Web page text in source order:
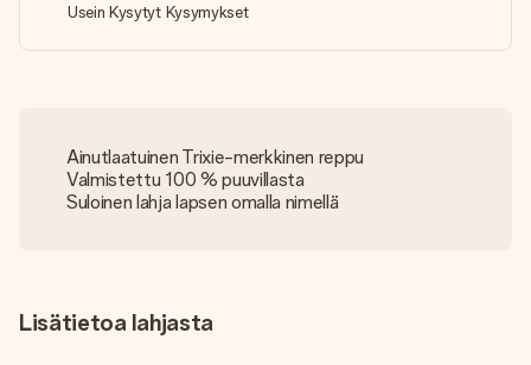
Usein Kysytyt Kysymykset
Ainutlaatuinen Trixie-merkkinen reppu
Valmistettu 100 % puuvillasta
Suloinen lahja lapsen omalla nimellä
Lisätietoa lahjasta